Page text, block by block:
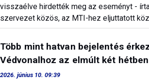
visszaélve hirdették meg az eseményt -
szervezet közös, az MTI-hez eljuttatott
Több mint hatvan bejelentés
Védvonalhoz az elmúlt két hétben
2026. június 10. 09:39